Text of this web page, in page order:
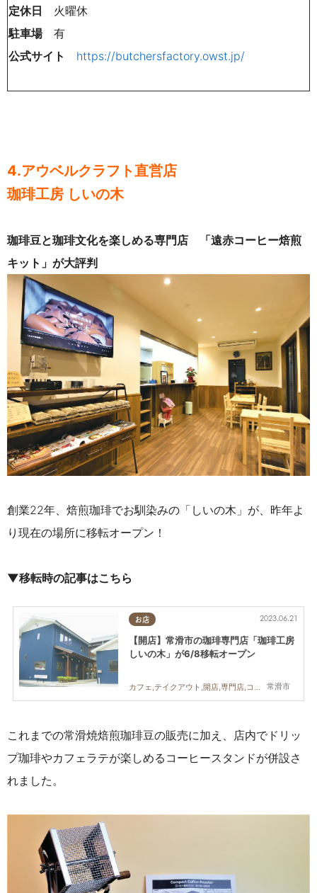
定休日 火曜休
駐車場有
公式サイト
https://butchersfactory.owst.jp/
4.アウベルクラフト直営店
珈琲工房 しいの木
珈琲豆と珈琲文化を楽しめる専門店
「遠赤コーヒー焙煎
キット」が大評判
創業22年、焙煎珈琲でお馴染みの「しいの木」が、昨年よ
り現在の場所に移転オープン！
▼移転時の記事はこちら
お店
常滑市
2023.06.21
【開店】常滑市の珈琲専門店「珈琲工房
しいの木」が6/8移転オープン
これまでの常滑焼焙煎珈琲豆の販売に加え、店内でドリッ
プ珈琲やカフェラテが楽しめるコーヒースタンドが併設さ
れました。